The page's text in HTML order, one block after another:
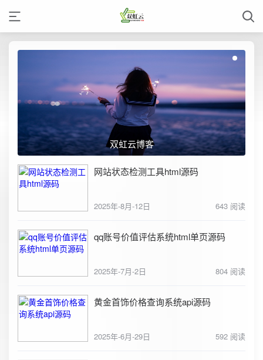
双虹云博客
网站状态检测工具html源码
2025年-8月-12日 643 阅读
qq账号价值评估系统html单页源码
2025年-7月-2日 804 阅读
黄金首饰价格查询系统api源码
2025年-6月-29日 592 阅读